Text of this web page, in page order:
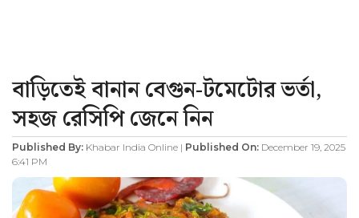
বাড়িতেই বানান বেগুন-টমেটোর ভর্তা,
সহজ রেসিপি জেনে নিন
Published By: Khabar India Online | Published On: December 19, 2025
6:41 PM